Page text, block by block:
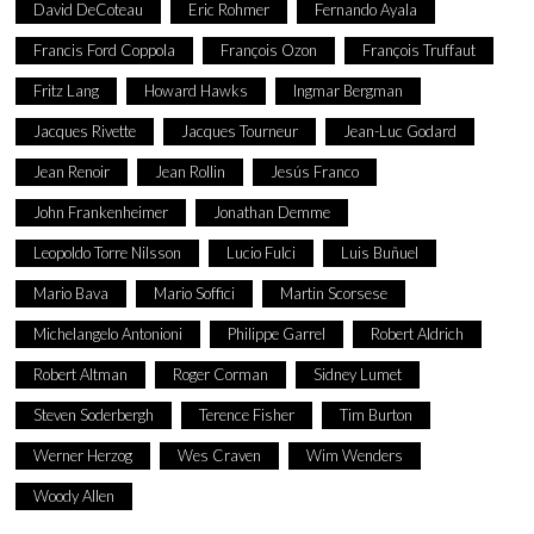
David DeCoteau Eric Rohmer Fernando Ayala
Francis Ford Coppola François Ozon François Truffaut
Fritz Lang Howard Hawks Ingmar Bergman
Jacques Rivette Jacques Tourneur Jean-Luc Godard
Jean Renoir Jean Rollin Jesús Franco
John Frankenheimer Jonathan Demme
Leopoldo Torre Nilsson Lucio Fulci Luis Buñuel
Mario Bava Mario Soffici Martin Scorsese
Michelangelo Antonioni Philippe Garrel Robert Aldrich
Robert Altman Roger Corman Sidney Lumet
Steven Soderbergh Terence Fisher Tim Burton
Werner Herzog Wes Craven Wim Wenders
Woody Allen